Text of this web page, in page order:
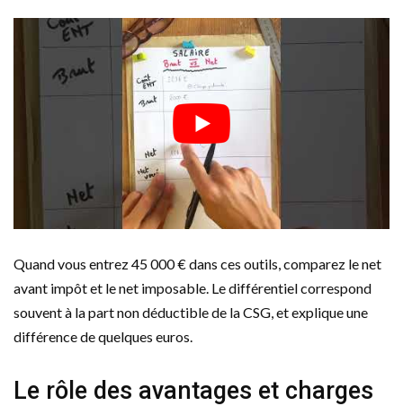
Quand vous entrez 45 000 € dans ces outils, comparez le net
avant impôt et le net imposable. Le différentiel correspond
souvent à la part non déductible de la CSG, et explique une
différence de quelques euros.
Le rôle des avantages et charges